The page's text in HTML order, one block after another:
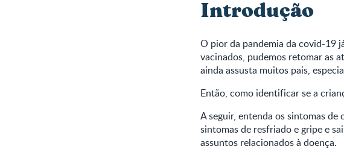
Introdução
O pior da pandemia da covid-19
vacinados, pudemos retomar as
ainda assusta muitos pais,
Então, como identificar se a
A seguir, entenda os sintomas
sintomas de resfriado e gripe e
assuntos relacionados à doença.